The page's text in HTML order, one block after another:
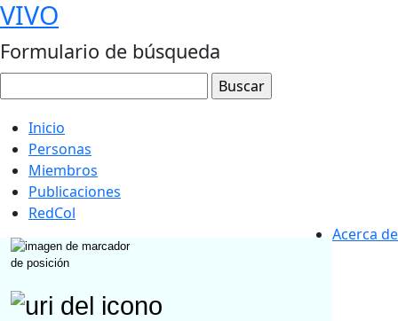
VIVO
Formulario de búsqueda
Inicio
Personas
Miembros
Publicaciones
RedCol
Acerca de